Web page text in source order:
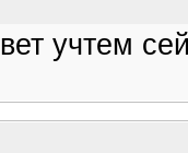
учтем